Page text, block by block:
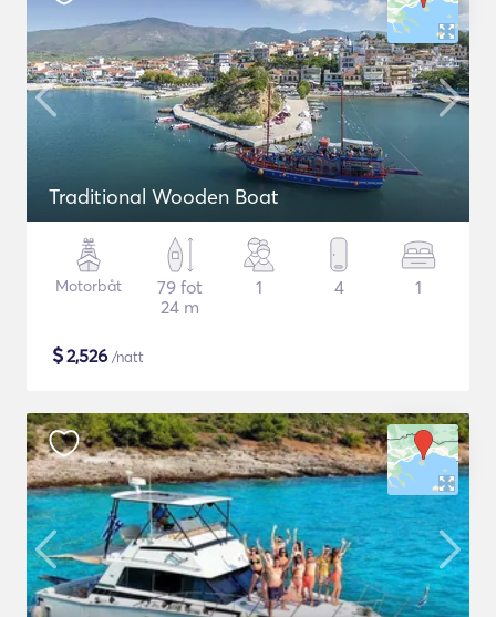
Traditional Wooden Boat
Motorbåt
79 fot
24 m
1 4 1
$2,526 /natt